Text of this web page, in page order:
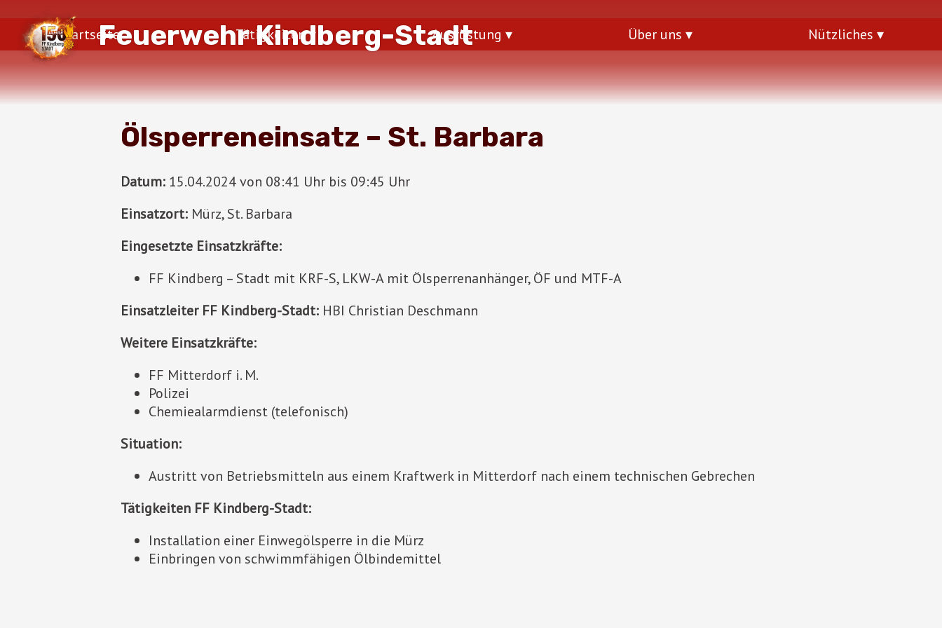
Feuerwehr Kindberg-Stadt
Startseite Tätigkeiten Ausrüstung Über uns Nützliches
Ölsperreneinsatz – St. Barbara
Datum: 15.04.2024 von 08:41 Uhr bis 09:45 Uhr
Einsatzort: Mürz, St. Barbara
Eingesetzte Einsatzkräfte:
FF Kindberg – Stadt mit KRF-S, LKW-A mit Ölsperrenanhänger, ÖF und MTF-A
Einsatzleiter FF Kindberg-Stadt: HBI Christian Deschmann
Weitere Einsatzkräfte:
FF Mitterdorf i. M.
Polizei
Chemiealarmdienst (telefonisch)
Situation:
Austritt von Betriebsmitteln aus einem Kraftwerk in Mitterdorf nach einem technischen Gebrechen
Tätigkeiten FF Kindberg-Stadt:
Installation einer Einwegölsperre in die Mürz
Einbringen von schwimmfähigen Ölbindemittel